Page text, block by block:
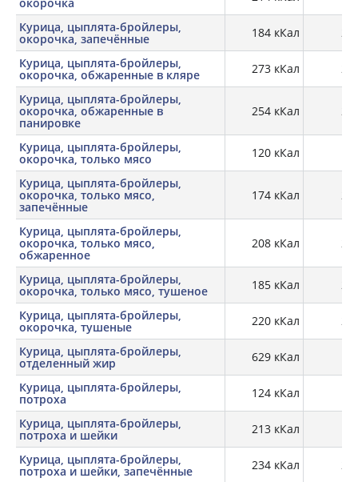
Курица, цыплята-бройлеры,
окорочка, запечённые 184 кКал
Курица, цыплята-бройлеры,
окорочка, обжаренные в кляре 273 кКал
Курица, цыплята-бройлеры,
окорочка, обжаренные в
панировке
254 кКал
Курица, цыплята-бройлеры,
окорочка, только мясо 120 кКал
Курица, цыплята-бройлеры,
окорочка, только мясо,
запечённые
174 кКал
Курица, цыплята-бройлеры,
окорочка, только мясо,
обжаренное
208 кКал
Курица, цыплята-бройлеры,
окорочка, только мясо, тушеное 185 кКал
Курица, цыплята-бройлеры,
окорочка, тушеные 220 кКал
Курица, цыплята-бройлеры,
отделенный жир 629 кКал
Курица, цыплята-бройлеры,
потроха 124 кКал
Курица, цыплята-бройлеры,
потроха и шейки 213 кКал
Курица, цыплята-бройлеры,
потроха и шейки, запечённые 234 кКал